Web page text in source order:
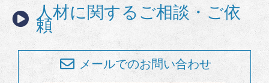
人材に関するご相談・ご依
頼
メールでのお問い合わせ